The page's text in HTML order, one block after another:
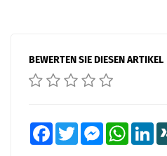
BEWERTEN SIE DIESEN ARTIKEL
FacebookTwitter MessengerWhatsApp